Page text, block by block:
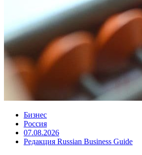
Бизнес
Россия
07.08.2026
Редакция Russian Business Guide